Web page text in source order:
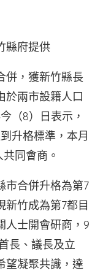
縣府提供
併，獲新竹縣長
於兩市設籍人口
（8）日表示，
升格標準，本月
同會商。
市合併升格為第7
新竹成為第7都目
人士開會研商，9
長、議長及立
望凝聚共識，達